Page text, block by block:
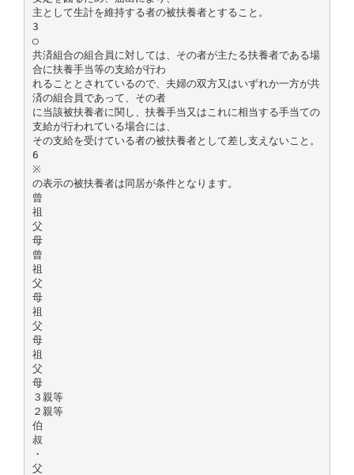
主として生計を維持する者の被扶養者とすること。
3
○
共済組合の組合員に対しては、その者が主たる扶養者である場
合に扶養手当等の支給が行わ
れることとされているので、夫婦の双方又はいずれか一方が共
済の組合員であって、その者
に当該被扶養者に関し、扶養手当又はこれに相当する手当ての
支給が行われている場合には、
その支給を受けている者の被扶養者として差し支えないこと。
6
※
の表示の被扶養者は同居が条件となります。
曾
祖
父
母
曾
祖
父
母
祖
父
母
祖
父
母
３親等
２親等
伯
叔
・
父